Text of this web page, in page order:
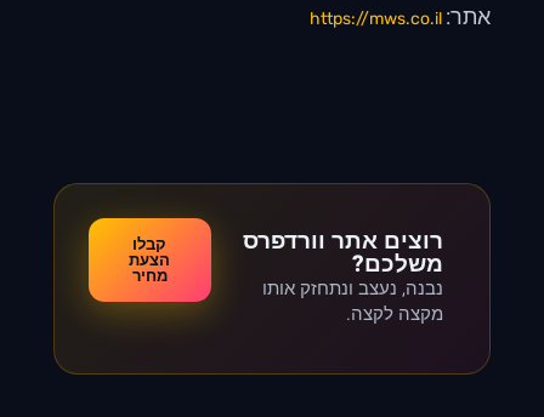
אתר:
רוצים אתר וורדפרס
משלכם?
נבנה, נעצב ונתחזק אותו
מקצה לקצה.
קבלו
הצעת
מחיר